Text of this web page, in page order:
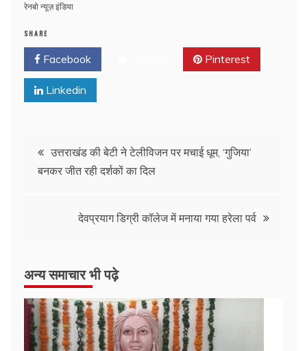
रेनबो न्यूज़ इंडिया
SHARE
Facebook Pinterest
Linkedin
Post
navigation
उत्तराखंड की बेटी ने टेलीविजन पर मचाई धूम, ‘गुजिया’
बनकर जीत रही दर्शकों का दिल
देवप्रयाग डिग्री कॉलेज में मनाया गया हरेला पर्व
अन्य समाचार भी पढ़े